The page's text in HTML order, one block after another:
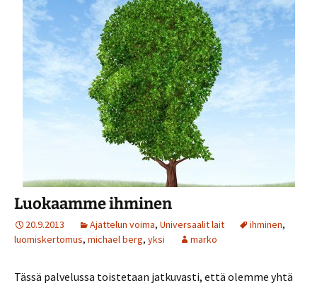
Luokaamme ihminen
20.9.2013 Ajattelun voima, Universaalit lait ihminen,
luomiskertomus, michael berg, yksi marko
Tässä palvelussa toistetaan jatkuvasti, että olemme yhtä